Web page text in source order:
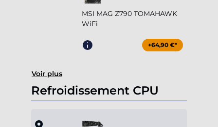
MSI MAG Z790 TOMAHAWK
WiFi
+64,90 €*
Voir plus
Refroidissement CPU